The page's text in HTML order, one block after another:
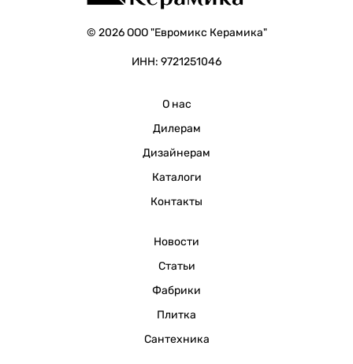
© 2026 ООО "Евромикс Керамика"
ИНН: 9721251046
О нас
Дилерам
Дизайнерам
Каталоги
Контакты
Новости
Статьи
Фабрики
Плитка
Сантехника